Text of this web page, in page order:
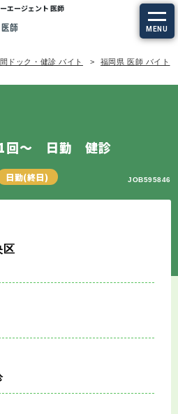
エージェント 医師
MENU
介
間ドック・健診 バイト 福岡県 医師 バイト
回～ 日勤 健診
日勤(終日) JOB595846
区